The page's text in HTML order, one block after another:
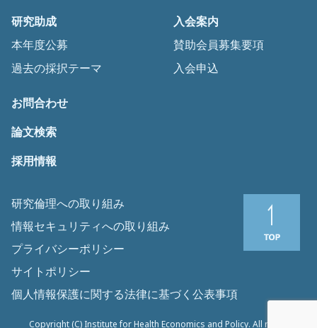
研究助成
本年度公募
過去の採択テーマ
入会案内
賛助会員募集要項
入会申込
お問合わせ
論文検索
採用情報
研究倫理への取り組み
情報セキュリティへの取り組み
プライバシーポリシー
サイトポリシー
個人情報保護に関する法律に基づく公表事項
Copyright (C) Institute for Health Economics and Policy. All rights